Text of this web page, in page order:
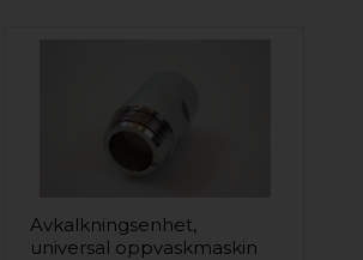
Avkalkningsenhet,
universal oppvaskmaskin